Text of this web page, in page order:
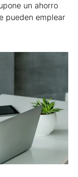
un ahorro
pueden emplear